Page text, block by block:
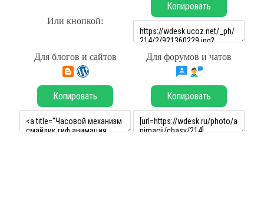
Или кнопкой:
Копировать
Для блогов и сайтов Для форумов и чатов
Копировать Копировать